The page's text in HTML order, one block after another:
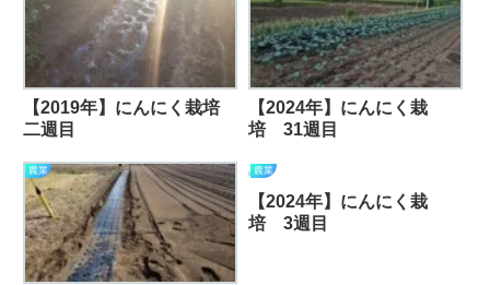
【2019年】にんにく栽培
二週目
【2024年】にんにく栽
培 31週目
農業 農業
【2024年】にんにく栽
培 3週目